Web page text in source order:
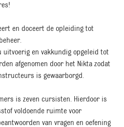
en doceert de opleiding tot
en vakkundig opgeleid tot
afgenomen door het Nikta zodat
is gewaarborgd.
is zeven cursisten. Hierdoor is
voldoende ruimte voor
van vragen en oefening